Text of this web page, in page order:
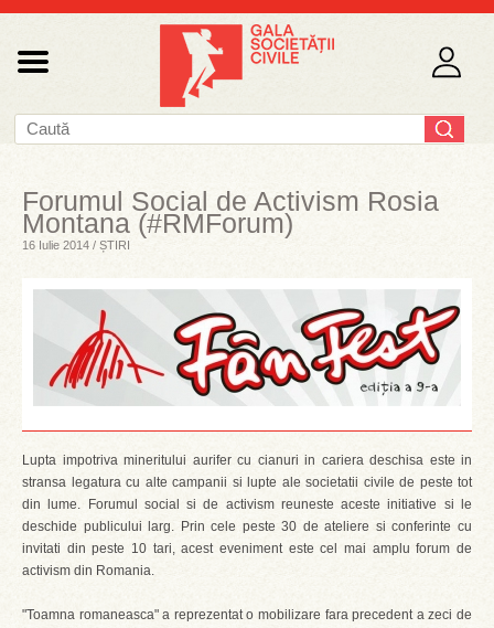
Forumul Social de Activism Rosia
Montana (#RMForum)
16 Iulie 2014 / ȘTIRI
Lupta impotriva mineritului aurifer cu cianuri in cariera deschisa este in
stransa legatura cu alte campanii si lupte ale societatii civile de peste tot
din lume. Forumul social si de activism reuneste aceste initiative si le
deschide publicului larg. Prin cele peste 30 de ateliere si conferinte cu
invitati din peste 10 tari, acest eveniment este cel mai amplu forum de
activism din Romania.
"Toamna romaneasca" a reprezentat o mobilizare fara precedent a zeci de